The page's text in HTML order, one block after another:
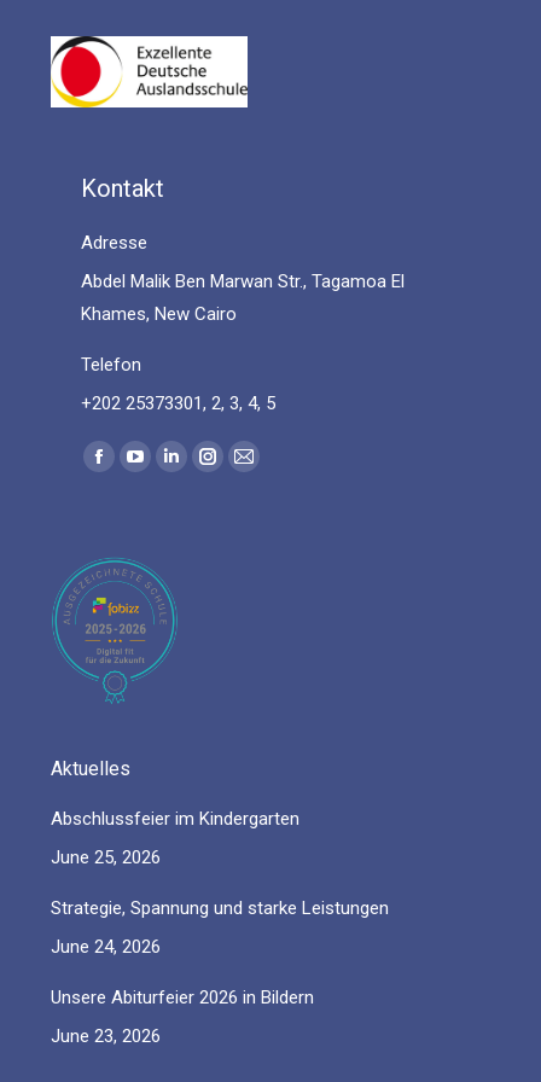
Kontakt
Adresse
Abdel Malik Ben Marwan Str., Tagamoa El
Khames, New Cairo
Telefon
+202 25373301, 2, 3, 4, 5
Find us on:
Facebook
in
new
window
YouTube
in
new
window
Linkedin
new
window
Instagram
Mail
Aktuelles
Abschlussfeier im Kindergarten
June 25, 2026
Strategie, Spannung und starke Leistungen
June 24, 2026
Unsere Abiturfeier 2026 in Bildern
June 23, 2026